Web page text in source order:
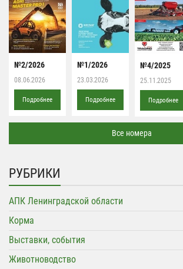
№2/2026
08.06.2026
Подробнее
№1/2026
23.03.2026
Подробнее
№4/2025
25.11.2025
Подробнее
Все номера
РУБРИКИ
АПК Ленинградской области
Корма
Выставки, события
Животноводство